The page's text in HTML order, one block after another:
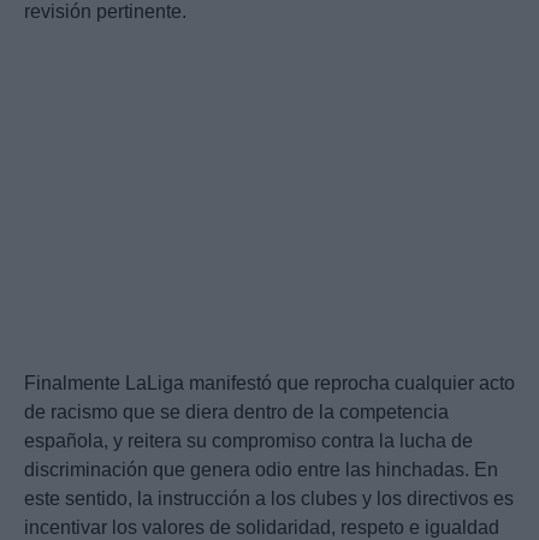
revisión pertinente.
Finalmente LaLiga manifestó que reprocha cualquier acto
de racismo que se diera dentro de la competencia
española, y reitera su compromiso contra la lucha de
discriminación que genera odio entre las hinchadas. En
este sentido, la instrucción a los clubes y los directivos es
incentivar los valores de solidaridad, respeto e igualdad